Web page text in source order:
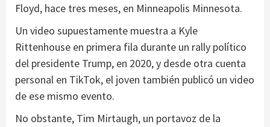
Floyd, hace tres meses, en Minneapolis Minnesota.
Un video supuestamente muestra a Kyle
Rittenhouse en primera fila durante un rally político
del presidente Trump, en 2020, y desde otra cuenta
personal en TikTok, el joven también publicó un video
de ese mismo evento.
No obstante, Tim Mirtaugh, un portavoz de la